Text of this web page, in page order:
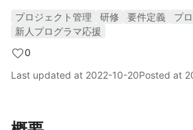
プロジェクト管理 研修 要件定義
プ
新人プログラマ応援
0
Last updated at 2022-10-20Posted at